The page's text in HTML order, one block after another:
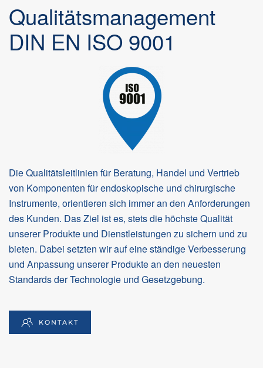
Qualitätsmanagement
DIN EN ISO 9001
Die Qualitätsleitlinien für Beratung, Handel und Vertrieb
von Komponenten für endoskopische und chirurgische
Instrumente, orientieren sich immer an den Anforderungen
des Kunden. Das Ziel ist es, stets die höchste Qualität
unserer Produkte und Dienstleistungen zu sichern und zu
bieten. Dabei setzten wir auf eine ständige Verbesserung
und Anpassung unserer Produkte an den neuesten
Standards der Technologie und Gesetzgebung.
KONTAKT